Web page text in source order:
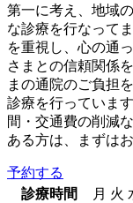
第一に考え、地域
な診療を行なって
を重視し、心の通
さまとの信頼関係
まの通院のご負担
診療を行っていま
間・交通費の削減
ある方は、まずは
予約する
診療時間
月 火